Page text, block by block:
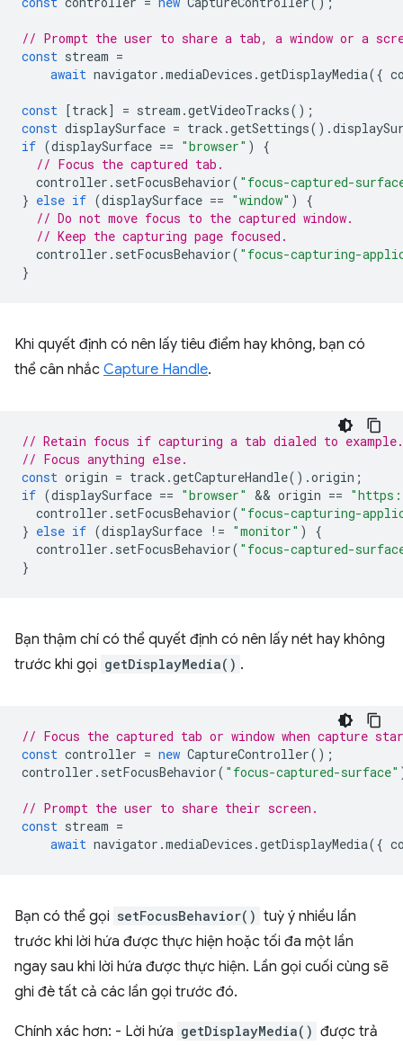
// Prompt the user to share a tab, a window or a
const stream =
await navigator .mediaDevices .getDisplayMedia({
const [track] = stream .getVideoTracks();
const displaySurface = track .getSettings().
if (displaySurface == "browser" )
{
// Focus the captured tab.
controller . setFocusBehavior( "focus-captured-
} else if (displaySurface == "window" )
{
// Do not move focus to the captured window.
// Keep the capturing page focused.
controller . setFocusBehavior( "focus-capturing-
}
Khi quyết định có nên lấy tiêu điểm hay không, bạn có
thể cân nhắc Capture Handle.
// Retain focus if capturing a tab dialed to
// Focus anything else.
const origin = track .getCaptureHandle().origin ;
if (displaySurface == "browser" && origin ==
controller . setFocusBehavior( "focus-capturing-
} else if (displaySurface != "monitor" )
{
controller . setFocusBehavior( "focus-captured-
}
Bạn thậm chí có thể quyết định có nên lấy nét hay không
trước khi gọi getDisplayMedia() .
// Focus the captured tab or window when capture
const controller = new CaptureController();
controller . setFocusBehavior( "focus-captured-surface"
// Prompt the user to share their screen.
const stream =
await navigator .mediaDevices .getDisplayMedia({
Bạn có thể gọi setFocusBehavior() tuỳ ý nhiều lần
trước khi lời hứa được thực hiện hoặc tối đa một lần
ngay sau khi lời hứa được thực hiện. Lần gọi cuối cùng sẽ
ghi đè tất cả các lần gọi trước đó.
Chính xác hơn: - Lời hứa getDisplayMedia() được trả